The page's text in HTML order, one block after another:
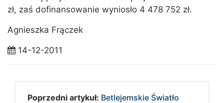
zł, zaś dofinansowanie wyniosło 4 478 752 zł.
Agnieszka Frączek
14-12-2011
Poprzedni artykuł: Betlejemskie Światło